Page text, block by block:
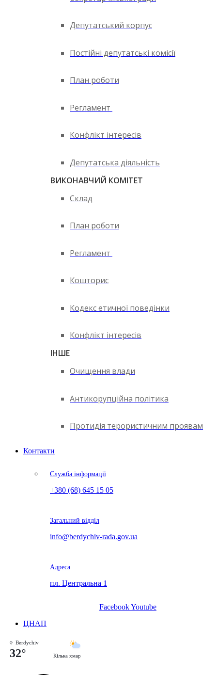
Депутатський корпус
Постійні депутатські комісії
План роботи
Регламент
Конфлікт інтересів
Депутатська діяльність
ВИКОНАВЧИЙ КОМІТЕТ
Склад
План роботи
Регламент
Кошторис
Кодекс етичної поведінки
Конфлікт інтересів
ІНШЕ
Очищення влади
Антикорупційна політика
Протидія терористичним проявам
Контакти
Служба інформації
+380 (68) 645 15 05
Загальний відділ
info@berdychiv-rada.gov.ua
Адреса
пл. Центральна 1
FacebookYoutube
ЦНАП
Berdychiv
32° Кілька хмар